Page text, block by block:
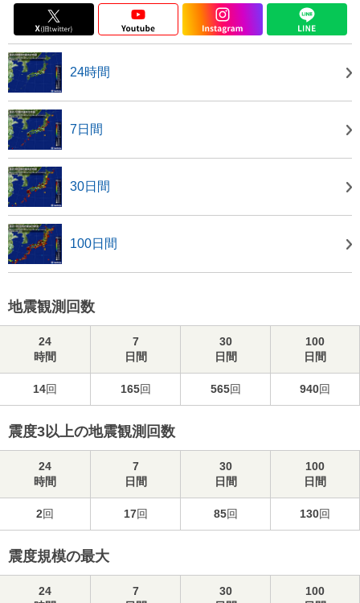
24時間
7日間
30日間
100日間
地震観測回数
24
時間
7
日間
30
日間
100
日間
14回 165回 565回 940回
震度3以上の地震観測回数
24
時間
7
日間
30
日間
100
日間
2回 17回 85回 130回
震度規模の最大
24
7
30
100